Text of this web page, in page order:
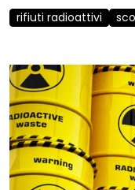
rifiuti radioattivi